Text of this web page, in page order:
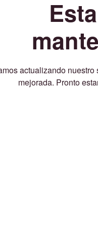
actualizando
mejorada. Pronto